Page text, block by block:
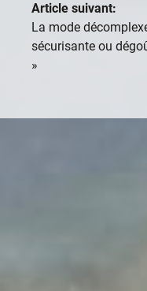
Article suivant:
La mode
sécurisante ou
»